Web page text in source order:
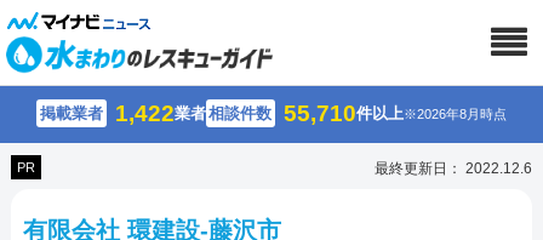
掲載業者 1,422業者相談件数 55,710件以上※2026年8月時点
PR 最終更新日： 2022.12.6
有限会社 環建設-藤沢市